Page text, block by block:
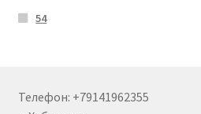
54
Телефон: +79141962355